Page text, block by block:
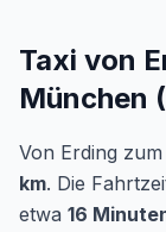
Taxi von
München
Von Erding
km. Die
etwa 16